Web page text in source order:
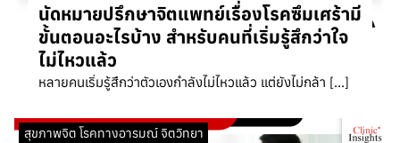
นัดหมายปรึกษาจิตแพทย์เรื่องโรคซึมเศร้ามี
ขั้นตอนอะไรบ้าง สำหรับคนที่เริ่มรู้สึกว่าใจ
ไม่ไหวแล้ว
หลายคนเริ่มรู้สึกว่าตัวเองกำลังไม่ไหวแล้ว แต่ยังไม่กล้า […]
สุขภาพจิต โรคทางอารมณ์ จิตวิทยา